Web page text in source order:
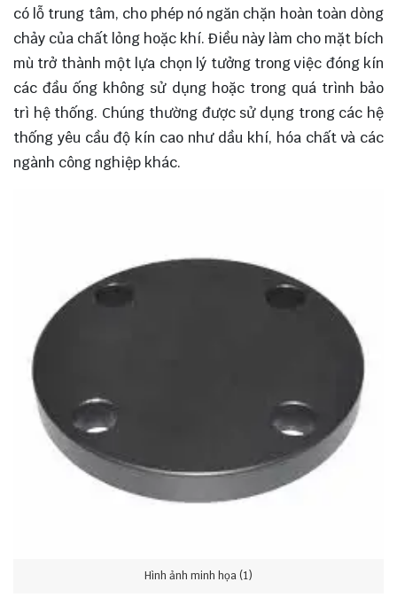
có lỗ trung tâm, cho phép nó ngăn chặn hoàn toàn dòng
chảy của chất lỏng hoặc khí. Điều này làm cho mặt bích
mù trở thành một lựa chọn lý tưởng trong việc đóng kín
các đầu ống không sử dụng hoặc trong quá trình bảo
trì hệ thống. Chúng thường được sử dụng trong các hệ
thống yêu cầu độ kín cao như dầu khí, hóa chất và các
ngành công nghiệp khác.
Hình ảnh minh họa (1)